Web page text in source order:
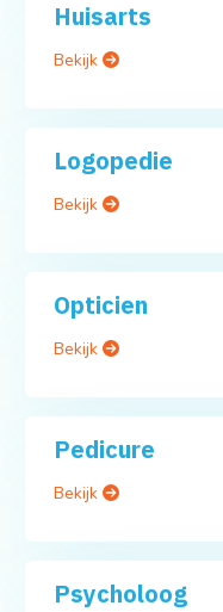
Huisarts
Bekijk
Logopedie
Bekijk
Opticien
Bekijk
Pedicure
Bekijk
Psycholoog